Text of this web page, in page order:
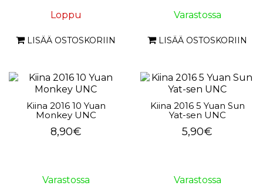
Loppu
LISÄÄ OSTOSKORIIN
Varastossa
LISÄÄ OSTOSKORIIN
Kiina 2016 10 Yuan
Monkey UNC
8,90€
Varastossa
Kiina 2016 5 Yuan Sun
Yat-sen UNC
5,90€
Varastossa